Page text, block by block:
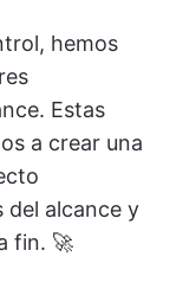
hemos
Estas
a crear una
del alcance y
fin. 🚀